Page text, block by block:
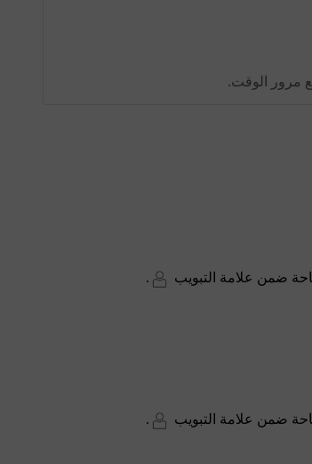
ضمن علامة التبويب
ضمن علامة التبويب